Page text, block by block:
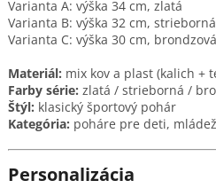
Varianta A: výška 34 cm, zlatá
Varianta B: výška 32 cm, strieborná
Varianta C: výška 30 cm, brondzová
Materiál: mix kov a plast (kalich +
Farby série: zlatá / strieborná /
Štýl: klasický športový pohár
Kategória: poháre pre deti,
Personalizácia